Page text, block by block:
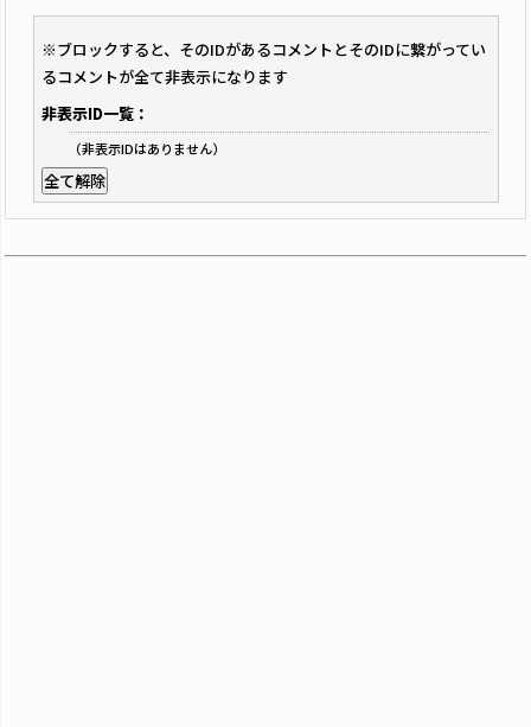
※ブロックすると、そのIDがあるコメントとそのIDに繋がってい
るコメントが全て非表示になります
非表示ID一覧：
（非表示IDはありません）
全て解除